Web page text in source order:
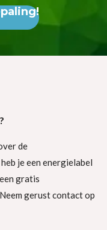
de
je een energielabel
gratis
gerust contact op